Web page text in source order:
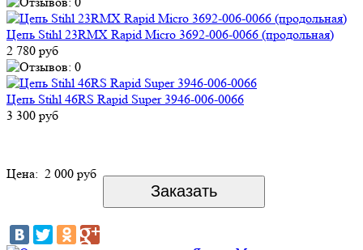
Цепь Stihl 23RMX Rapid Micro 3692-006-0066 (продольная)
2 780 руб
Цепь Stihl 46RS Rapid Super 3946-006-0066
3 300 руб
Цена: 2 000 руб